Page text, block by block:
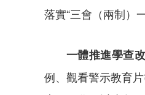
落實“三會（兩制）
一體推進學查
例、觀看警示教育